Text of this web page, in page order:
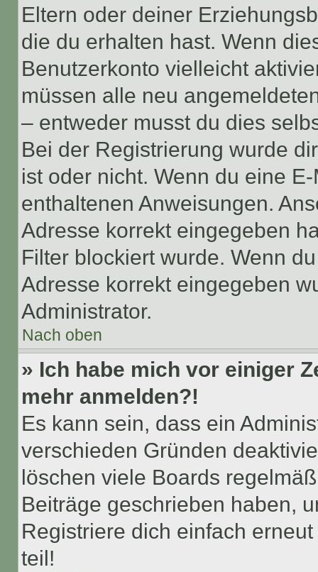
Eltern oder deiner
die du erhalten hast. Wenn
Benutzerkonto vielleicht
müssen alle neu
– entweder musst du dies
Bei der Registrierung wurde
ist oder nicht. Wenn du eine
enthaltenen Anweisungen.
Adresse korrekt eingegeben
Filter blockiert wurde. Wenn
Adresse korrekt eingegeben
Administrator.
Nach oben
» Ich habe mich vor einiger
mehr anmelden?!
Es kann sein, dass ein
verschieden Gründen
löschen viele Boards
Beiträge geschrieben haben,
Registriere dich einfach
teil!